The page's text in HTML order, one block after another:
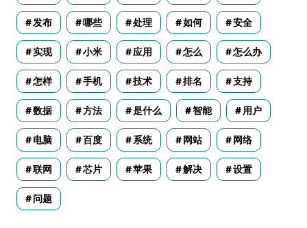
发布 哪些 处理 如何 安全
实现 小米 应用 怎么 怎么办
怎样 手机 技术 排名 支持
数据 方法 是什么 智能 用户
电脑 百度 系统 网站 网络
联网 芯片 苹果 解决 设置
问题